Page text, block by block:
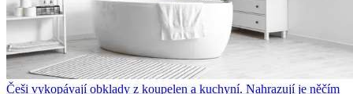
Češi vykopávají obklady z koupelen a kuchyní. Nahrazují je něčím